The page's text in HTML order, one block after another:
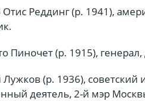
Реддинг (р. 1941),
Пиночет (р. 1915),
(р. 1936), советский
деятель, 2-й мэр